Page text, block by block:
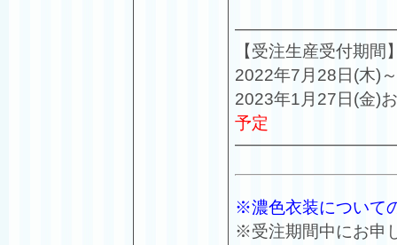
【受注生産受付期間
2022年7月28日(木)
2023年1月27日(金)
予定
※濃色衣装について
※受注期間中にお申